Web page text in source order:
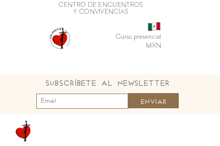
CENTRO DE ENCUENTROS
Y CONVIVENCIAS
Curso presencial
MXN
Subscríbete al Newsletter